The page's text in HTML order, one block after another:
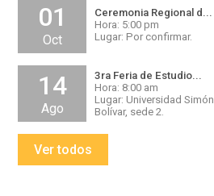
01
Oct
Ceremonia Regional d...
Hora: 5:00 pm
Lugar: Por confirmar.
14
Ago
3ra Feria de Estudio...
Hora: 8:00 am
Lugar: Universidad Simón
Bolívar, sede 2.
Ver todos